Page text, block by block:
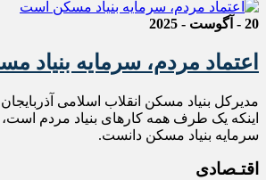
20 - آگوست - 2025
اعتماد مردم، سرمایه بنیاد
مدیرکل بنیاد مسکن انقلاب اسلامی
اینکه یک طرف همه کارهای بنیاد مردم است،
سرمایه بنیاد مسکن دانست.
اقتـصادی